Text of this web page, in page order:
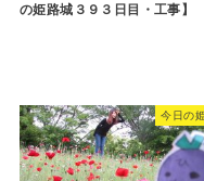
の姫路城３９３日目・工事】
今日の